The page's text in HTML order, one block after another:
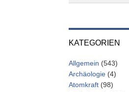
KATEGORIEN
Allgemein (543)
Archäologie (4)
Atomkraft (98)